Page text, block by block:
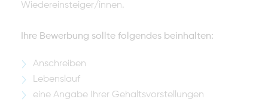
Wiedereinsteiger/innen.
Ihre Bewerbung sollte folgendes beinhalten:
Anschreiben
Lebenslauf
eine Angabe Ihrer Gehaltsvorstellungen